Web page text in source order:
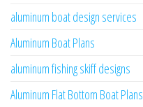
aluminum boat design services
Aluminum Boat Plans
aluminum fishing skiff designs
Aluminum Flat Bottom Boat Plans